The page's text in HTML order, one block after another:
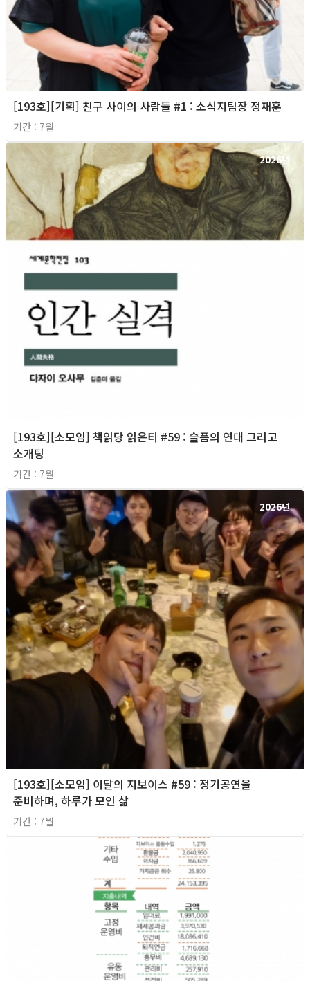
[193호][기획] 친구 사이의 사람들 #1 : 소식지팀장 정재훈
기간 : 7월
2026년
[193호][소모임] 책읽당 읽은티 #59 : 슬픔의 연대 그리고
소개팅
기간 : 7월
2026년
[193호][소모임] 이달의 지보이스 #59 : 정기공연을
준비하며, 하루가 모인 삶
기간 : 7월